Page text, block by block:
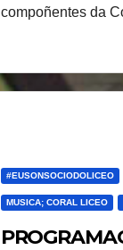
compoñentes da
#EUSONSOCIODOLICEO
MUSICA; CORAL LICEO